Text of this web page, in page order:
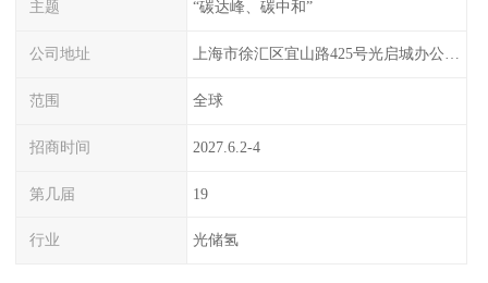
主题 “碳达峰、碳中和”
公司地址 上海市徐汇区宜山路425号光启城办公楼905-907室
范围 全球
招商时间 2027.6.2-4
第几届 19
行业 光储氢